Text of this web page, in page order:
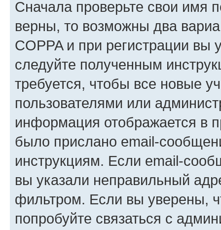
Сначала проверьте свои имя
верны, то возможны два
COPPA и при регистрации вы
следуйте полученным
требуется, чтобы все новые
пользователями или
информация отображается в
было прислано email-
инструкциям. Если email-
вы указали неправильный
фильтром. Если вы уверены,
попробуйте связаться с